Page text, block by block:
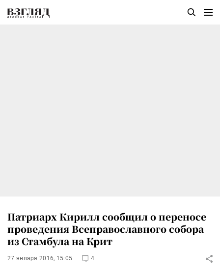
Патриарх Кирилл сообщил о переносе
проведения Всеправославного собора
из Стамбула на Крит
27 января 2016, 15:05 4